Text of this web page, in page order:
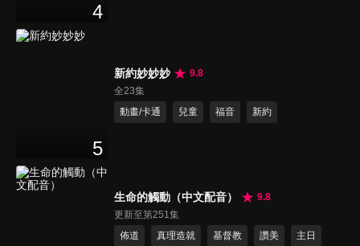
4
5
新約妙妙妙
9.8
全23集
動畫/卡通
兒童 福音 新約
生命的觸動（中文配音）
9.8
更新至第251集
佈道
真理造就 基督教 讚美 主日